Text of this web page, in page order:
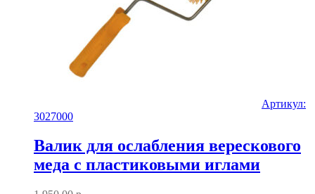
Артикул:
3027000
Валик для ослабления верескового
меда с пластиковыми иглами